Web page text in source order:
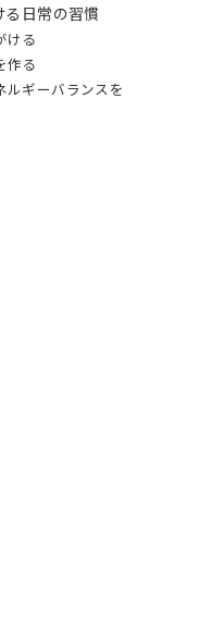
日常の習慣
ける
作る
ルギーバランスを